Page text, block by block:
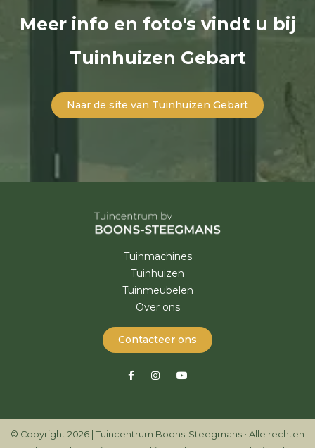
Meer info en foto's vindt u bij
Tuinhuizen Gebart
Naar de site van Tuinhuizen Gebart
Tuinmachines
Tuinhuizen
Tuinmeubelen
Over ons
Contacteer ons
© Copyright 2026 | Tuincentrum Boons-Steegmans • Alle rechten